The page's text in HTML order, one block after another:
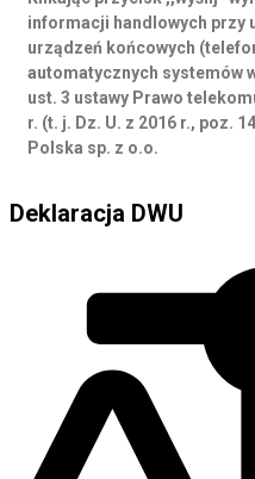
informacji handlowych przy
urządzeń końcowych
automatycznych systemów
ust. 3 ustawy Prawo
r. (t. j. Dz. U. z 2016 r., poz.
Polska sp. z o.o.
Deklaracja DWU